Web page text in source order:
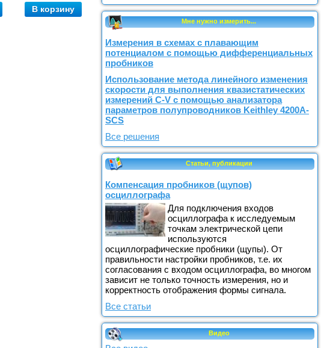
В корзину
Мне нужно измерить...
Измерения в схемах с плавающим
потенциалом с помощью дифференциальных
пробников
Использование метода линейного изменения
скорости для выполнения квазистатических
измерений C-V с помощью анализатора
параметров полупроводников Keithley 4200A-
SCS
Все решения
Статьи, публикации
Компенсация пробников (щупов)
осциллографа
Для подключения входов
осциллографа к исследуемым
точкам электрической цепи
используются
осциллографические пробники (щупы). От
правильности настройки пробников, т.е. их
согласования с входом осциллографа, во многом
зависит не только точность измерения, но и
корректность отображения формы сигнала.
Все статьи
Видео